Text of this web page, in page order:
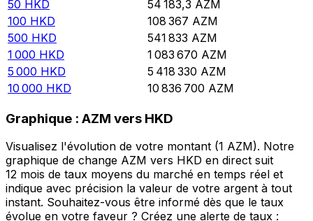
50 HKD 54 183,3 AZM
100 HKD 108 367 AZM
500 HKD 541 833 AZM
1 000 HKD 1 083 670 AZM
5 000 HKD 5 418 330 AZM
10 000 HKD 10 836 700 AZM
Graphique : AZM vers HKD
Visualisez l'évolution de votre montant (1 AZM). Notre
graphique de change AZM vers HKD en direct suit
12 mois de taux moyens du marché en temps réel et
indique avec précision la valeur de votre argent à tout
instant. Souhaitez-vous être informé dès que le taux
évolue en votre faveur ? Créez une alerte de taux :